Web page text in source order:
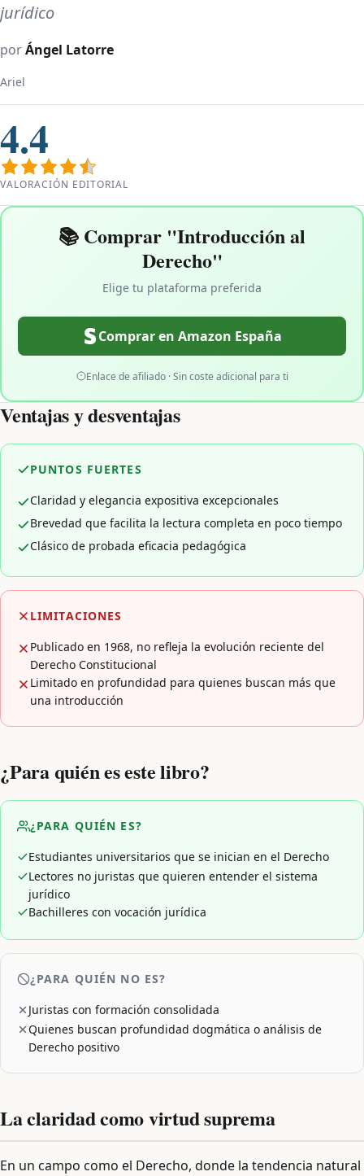
jurídico
porÁngel Latorre
Ariel
4.4
VALORACIÓN EDITORIAL
📚 Comprar "Introducción al
Derecho"
Elige tu plataforma preferida
Comprar en Amazon España
Enlace de afiliado · Sin coste adicional para ti
Ventajas y desventajas
PUNTOS FUERTES
Claridad y elegancia expositiva excepcionales
Brevedad que facilita la lectura completa en poco tiempo
Clásico de probada eficacia pedagógica
LIMITACIONES
Publicado en 1968, no refleja la evolución reciente del
Derecho Constitucional
Limitado en profundidad para quienes buscan más que
una introducción
¿Para quién es este libro?
¿PARA QUIÉN ES?
Estudiantes universitarios que se inician en el Derecho
Lectores no juristas que quieren entender el sistema
jurídico
Bachilleres con vocación jurídica
¿PARA QUIÉN NO ES?
Juristas con formación consolidada
Quienes buscan profundidad dogmática o análisis de
Derecho positivo
La claridad como virtud suprema
En un campo como el Derecho, donde la tendencia natural